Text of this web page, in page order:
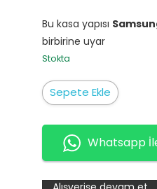
Bu kasa yapısı
birbirine uyar
Stokta
Samsung
NP-
R522
R518,
R520
Sepete Ekle
Whatsapp